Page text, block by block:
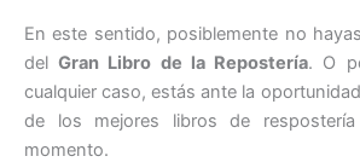
En este sentido, posiblemente no
delGran Libro de la Repostería. O
cualquier caso, estás ante la
de los mejores libros de
momento.